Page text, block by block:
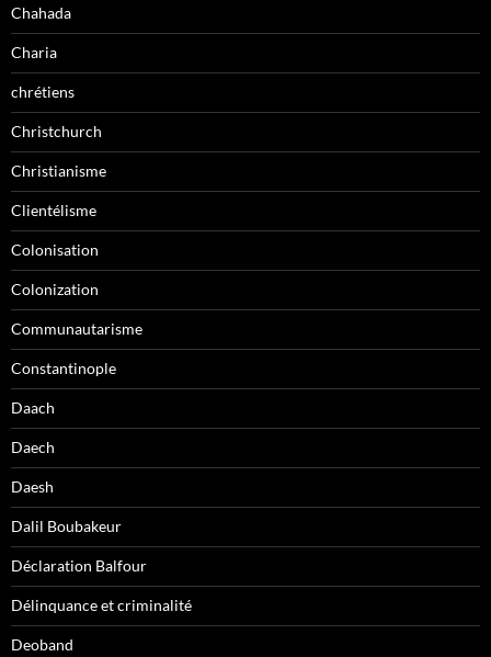
Chahada
Charia
chrétiens
Christchurch
Christianisme
Clientélisme
Colonisation
Colonization
Communautarisme
Constantinople
Daach
Daech
Daesh
Dalil Boubakeur
Déclaration Balfour
Délinquance et criminalité
Deoband